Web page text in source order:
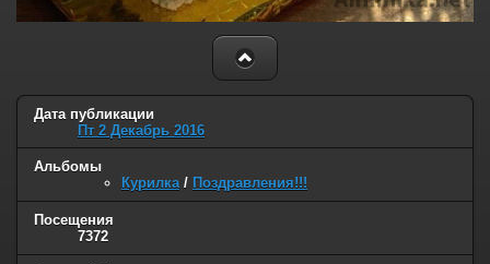
Дата публикации
Пт 2 Декабрь 2016
Альбомы
Курилка/ Поздравления!!!
Посещения
7372